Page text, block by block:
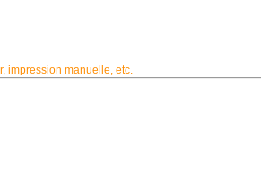
impression manuelle, etc.